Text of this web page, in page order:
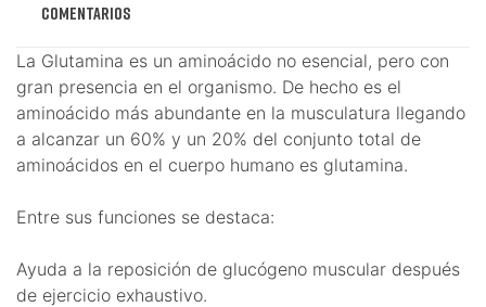
Comentarios
La Glutamina es un aminoácido no esencial, pero con
gran presencia en el organismo. De hecho es el
aminoácido más abundante en la musculatura llegando
a alcanzar un 60% y un 20% del conjunto total de
aminoácidos en el cuerpo humano es glutamina.
Entre sus funciones se destaca:
Ayuda a la reposición de glucógeno muscular después
de ejercicio exhaustivo.